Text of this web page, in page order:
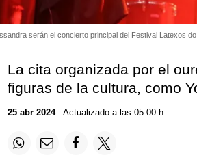
serán el concierto principal del Festival Latexos
La cita organizada por el
figuras de la cultura, como
25 abr 2024. Actualizado a las 05:00 h.